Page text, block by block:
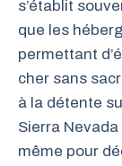
s’établit
que les
permettant
cher sans
à la détente
Sierra
même pour